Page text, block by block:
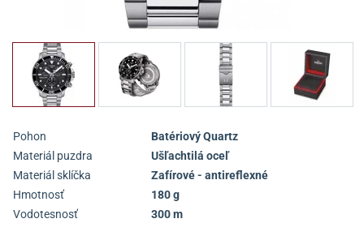
Pohon
Batériový Quartz
Materiál puzdra
Ušľachtilá oceľ
Materiál sklíčka
Zafírové - antireflexné
Hmotnosť
180 g
Vodotesnosť
300 m